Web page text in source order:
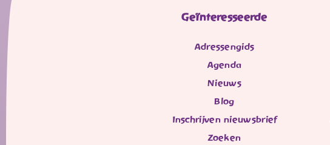
Geïnteresseerde
Adressengids
Agenda
Nieuws
Blog
Inschrijven nieuwsbrief
Zoeken